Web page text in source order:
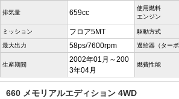
排気量 659cc
使用燃料
エンジン
ミッション フロア5MT 駆動方式
最大出力 58ps/7600rpm 過給器（ターボ
生産期間
2002年01月～200
3年04月
燃費性能
660 メモリアルエディション 4WD